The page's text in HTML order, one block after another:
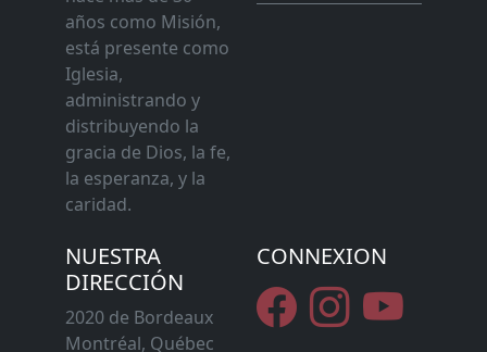
años como Misión,
está presente como
Iglesia,
administrando y
distribuyendo la
gracia de Dios, la fe,
la esperanza, y la
caridad.
NUESTRA
DIRECCIÓN
2020 de Bordeaux
Montréal, Québec
CONNEXION